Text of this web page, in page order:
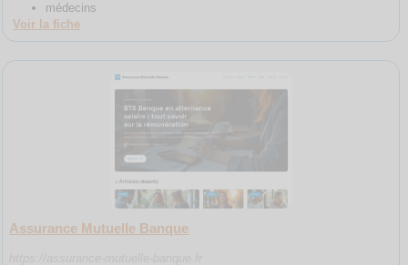
médecins
Voir la fiche
Assurance Mutuelle Banque